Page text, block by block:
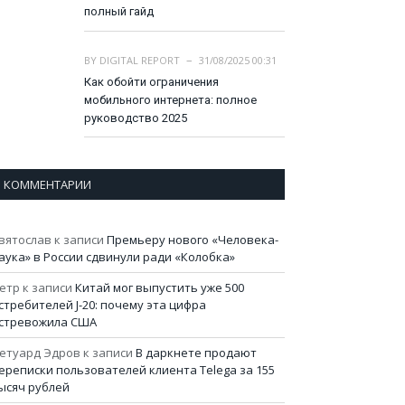
полный гайд
BY DIGITAL REPORT
31/08/2025 00:31
Как обойти ограничения
мобильного интернета: полное
руководство 2025
КОММЕНТАРИИ
к записи Премьеру нового «Человека-
в России сдвинули ради «Колобка»
к записи Китай мог выпустить уже 500
J-20: почему эта цифра
США
Эдров к записи В даркнете продают
пользователей клиента Telega за 155
рублей